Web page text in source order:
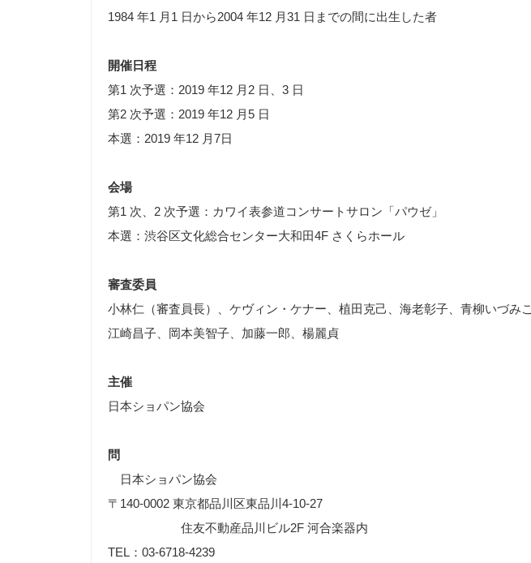
1984 年1 月1 日から2004 年12 月31 日までの間に出生した者
開催日程
第1 次予選：2019 年12 月2 日、3 日
第2 次予選：2019 年12 月5 日
本選：2019 年12 月7日
会場
第1 次、2 次予選：カワイ表参道コンサートサロン「パウゼ」
本選：渋谷区文化総合センター大和田4F さくらホール
審査委員
小林仁（審査員長）、ケヴィン・ケナー、植田克己、海老彰子、青柳いづみこ
江崎昌子、岡本美智子、加藤一郎、楊麗貞
主催
日本ショパン協会
問
日本ショパン協会
〒140-0002 東京都品川区東品川4-10-27
住友不動産品川ビル2F 河合楽器内
TEL：03-6718-4239